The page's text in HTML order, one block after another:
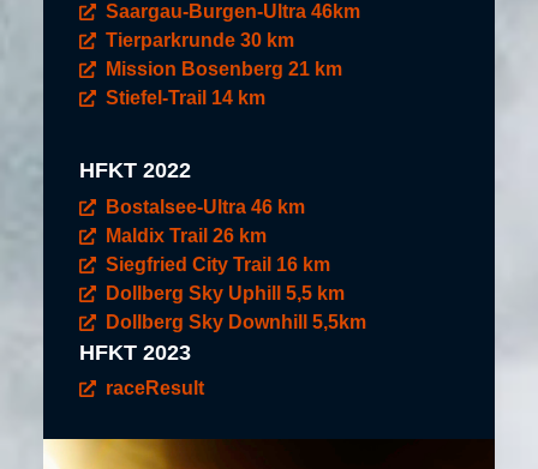
Saargau-Burgen-Ultra 46km
Tierparkrunde 30 km
Mission Bosenberg 21 km
Stiefel-Trail 14 km
HFKT 2022
Bostalsee-Ultra 46 km
Maldix Trail 26 km
Siegfried City Trail 16 km
Dollberg Sky Uphill 5,5 km
Dollberg Sky Downhill 5,5km
HFKT 2023
raceResult